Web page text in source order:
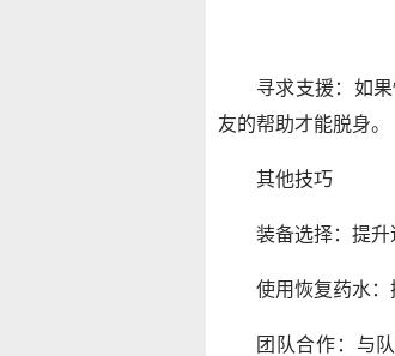
寻求支援：如
友的帮助才能脱身。
其他技巧
装备选择：提升
使用恢复药水：
团队合作：与